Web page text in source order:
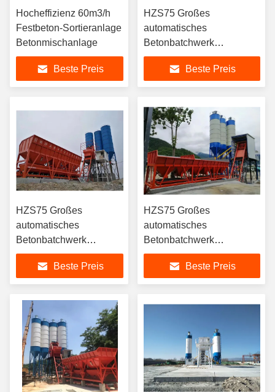
Hocheffizienz 60m3/h
Festbeton-Sortieranlage
Betonmischanlage
Beste Preis
HZS75 Großes
automatisches
Betonbatchwerk
Trockene/nasse
Mischvorbereitung
stationäre
Beste Preis
HZS75 Großes
automatisches
Betonbatchwerk
Trockene/nasse
Mischvorbereitung
stationäre
Betonbatchwerke
Beste Preis
HZS75 Großes
automatisches
Betonbatchwerk
Trockene/nasse
Mischvorbereitung
stationäre
Beste Preis